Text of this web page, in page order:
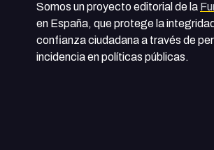
Somos un proyecto editorial de la
en España, que protege la
confianza ciudadana a través de
incidencia en políticas públicas.